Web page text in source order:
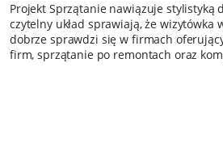
Projekt Sprzątanie nawiązuje stylistyką
czytelny układ sprawiają, że
dobrze sprawdzi się w firmach
firm, sprzątanie po remontach oraz